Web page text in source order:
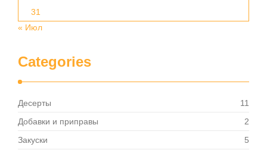
31
« Июл
Categories
Десерты
11
Добавки и приправы
2
Закуски
5